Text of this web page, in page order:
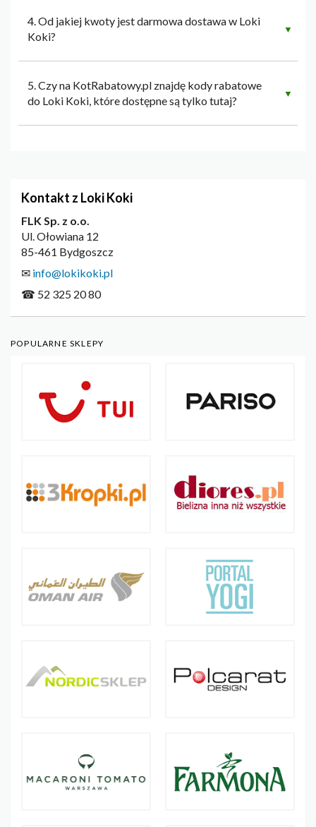
4. Od jakiej kwoty jest darmowa dostawa w Loki
Koki?
▼
5. Czy na KotRabatowy.pl znajdę kody rabatowe
do Loki Koki, które dostępne są tylko tutaj?
▼
Kontakt z Loki Koki
FLK Sp. z o.o.
Ul. Ołowiana 12
85-461 Bydgoszcz
✉ info@lokikoki.pl
☎ 52 325 20 80
POPULARNE SKLEPY